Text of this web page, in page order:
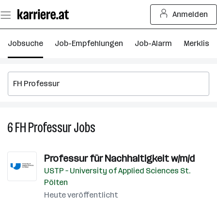
Seiteninhalt
springen
Anmelden
Jobsuche Job-Empfehlungen Job-Alarm Merkliste
6FH ProfessurJobs
Jobs
Professur für Nachhaltigkeit w/m/d
USTP – University of Applied Sciences St.
Pölten
Heute veröffentlicht